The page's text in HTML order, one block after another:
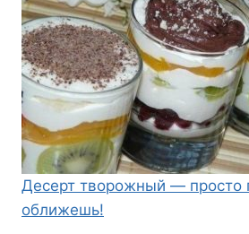
Десерт творожный — просто
оближешь!